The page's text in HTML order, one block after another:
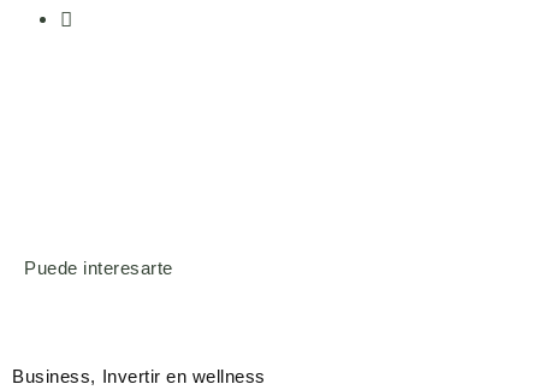
Puede interesarte
Business Invertir en wellness